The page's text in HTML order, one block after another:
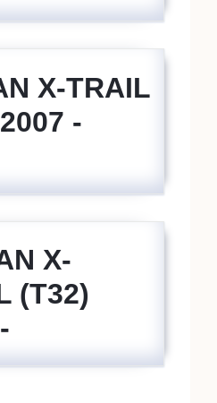
X-TRAIL
-
X-
(T32)